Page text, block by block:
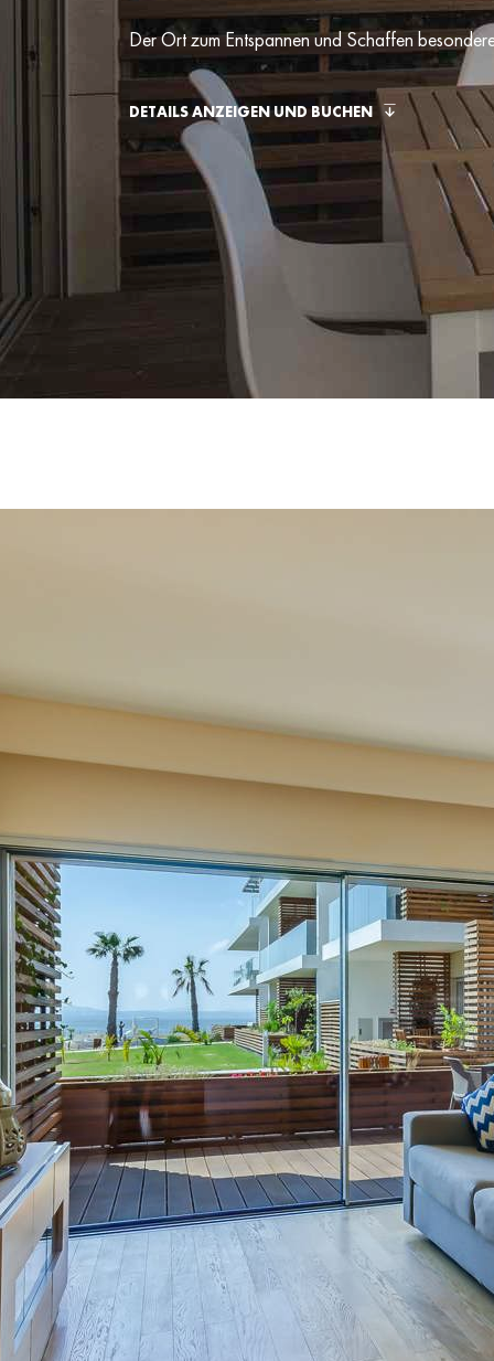
Der Ort zum Entspannen und Schaffen
DETAILS ANZEIGEN UND BUCHEN